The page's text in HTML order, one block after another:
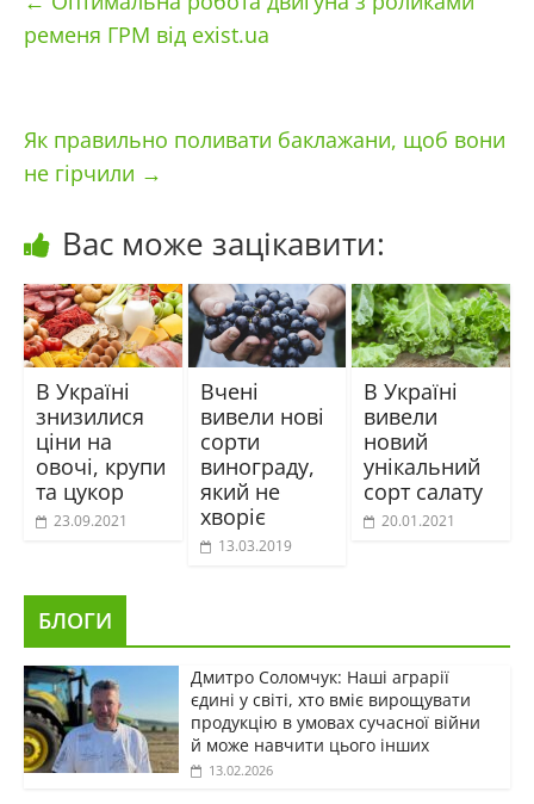
ременя ГРМ від exist.ua
Як правильно поливати баклажани, щоб вони
не гірчили →
Вас може зацікавити:
В Україні
знизилися
ціни на
овочі, крупи
та цукор
23.09.2021
Вчені
вивели нові
сорти
винограду,
який не
хворіє
13.03.2019
В Україні
вивели
новий
унікальний
сорт салату
20.01.2021
БЛОГИ
Дмитро Соломчук: Наші аграрії
єдині у світі, хто вміє вирощувати
продукцію в умовах сучасної війни
й може навчити цього інших
13.02.2026